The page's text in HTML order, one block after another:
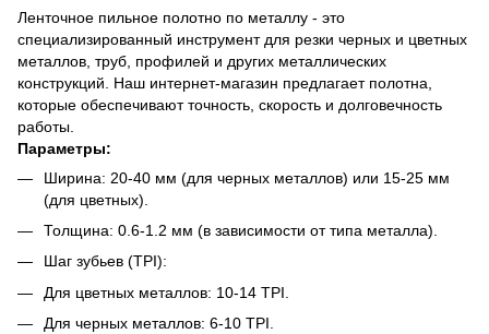
Ленточное пильное полотно по металлу - это
специализированный инструмент для резки черных и цветных
металлов, труб, профилей и других металлических
конструкций. Наш интернет-магазин предлагает полотна,
которые обеспечивают точность, скорость и долговечность
работы.
Параметры:
Ширина: 20-40 мм (для черных металлов) или 15-25 мм
(для цветных).
Толщина: 0.6-1.2 мм (в зависимости от типа металла).
Шаг зубьев (TPI):
Для цветных металлов: 10-14 TPI.
Для черных металлов: 6-10 TPI.